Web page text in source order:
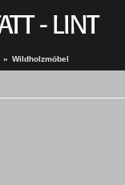
» Wildholzmöbel